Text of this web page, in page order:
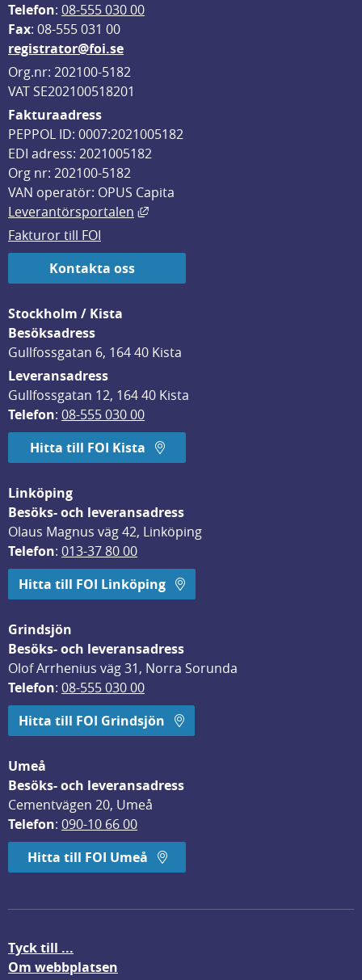
Telefon: 08-555 030 00
Fax: 08-555 031 00
registrator@foi.se
Org.nr: 202100-5182
VAT SE202100518201
Fakturaadress
PEPPOL ID: 0007:2021005182
EDI adress: 2021005182
Org nr: 202100-5182
VAN operatör: OPUS Capita
Leverantörsportalen
Länk till annan webbplats, öppnas
Fakturor till FOI
Kontakta oss
Stockholm / Kista
Besöksadress
Gullfossgatan 6, 164 40 Kista
Leveransadress
Gullfossgatan 12, 164 40 Kista
Telefon: 08-555 030 00
Hitta till FOI Kista
Linköping
Besöks- och leveransadress
Olaus Magnus väg 42, Linköping
Telefon: 013-37 80 00
Hitta till FOI Linköping
Grindsjön
Besöks- och leveransadress
Olof Arrhenius väg 31, Norra Sorunda
Telefon: 08-555 030 00
Hitta till FOI Grindsjön
Umeå
Besöks- och leveransadress
Cementvägen 20, Umeå
Telefon: 090-10 66 00
Hitta till FOI Umeå
Tyck till ...
Om webbplatsen